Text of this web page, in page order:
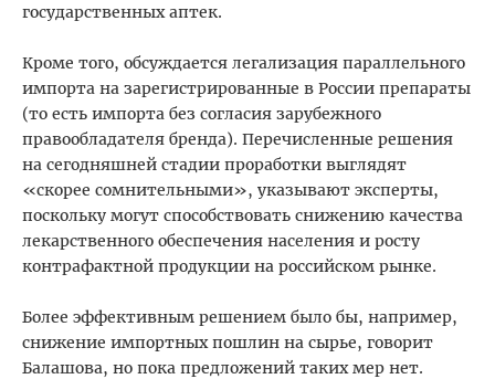
государственных аптек.
Кроме того, обсуждается легализация параллельного
импорта на зарегистрированные в России препараты
(то есть импорта без согласия зарубежного
правообладателя бренда). Перечисленные решения
на сегодняшней стадии проработки выглядят
«скорее сомнительными», указывают эксперты,
поскольку могут способствовать снижению качества
лекарственного обеспечения населения и росту
контрафактной продукции на российском рынке.
Более эффективным решением было бы, например,
снижение импортных пошлин на сырье, говорит
Балашова, но пока предложений таких мер нет.